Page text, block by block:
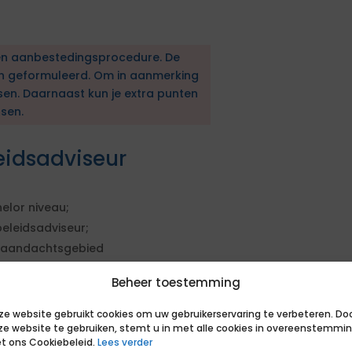
Beheer toestemming
website gebruikt cookies om uw gebruikerservaring te verbeteren.
website te gebruiken, stemt u in met alle cookies in
ons Cookiebeleid. Lees verder
aanbestedingsprocedure. De
geformuleerd. Om in aanmerking
Daarnaast kun je extra punten
niveau;